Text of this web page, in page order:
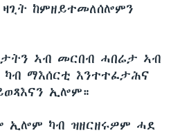
ከምዘይተመለሰሎምን
ኣብ መርበብ ሓበሬታ ኣብ
ማእሰርቲ እንተተፈታሕና
ኢሎም።
ኢሎም ካብ ዝዘርዘሩዎም ሓደ